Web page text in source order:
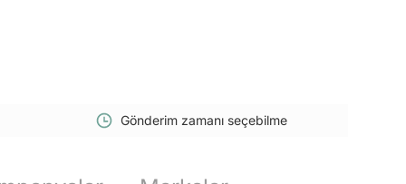
Gönderim zamanı seçebilme